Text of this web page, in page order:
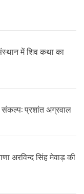
में शिव कथा का
प्रशांत अग्रवाल
अरविन्द सिंह मेवाड़ की